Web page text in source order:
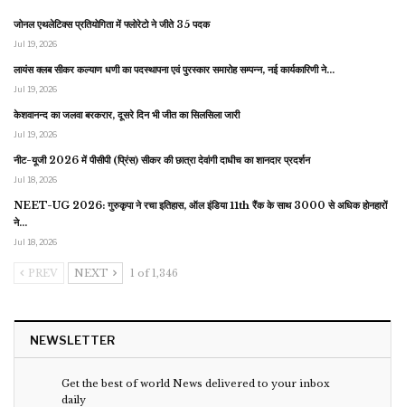
जोनल एथलेटिक्स प्रतियोगिता में फ्लोरेटो ने जीते 35 पदक
Jul 19, 2026
लायंस क्लब सीकर कल्याण धणी का पदस्थापना एवं पुरस्कार समारोह सम्पन्न, नई कार्यकारिणी ने…
Jul 19, 2026
केशवानन्द का जलवा बरकरार, दूसरे दिन भी जीत का सिलसिला जारी
Jul 19, 2026
नीट-यूजी 2026 में पीसीपी (प्रिंस) सीकर की छात्रा देवांगी दाधीच का शानदार प्रदर्शन
Jul 18, 2026
NEET-UG 2026: गुरुकृपा ने रचा इतिहास, ऑल इंडिया 11th रैंक के साथ 3000 से अधिक होनहारों
ने…
Jul 18, 2026
PREV NEXT 1 of 1,346
NEWSLETTER
Get the best of world News delivered to your inbox
daily